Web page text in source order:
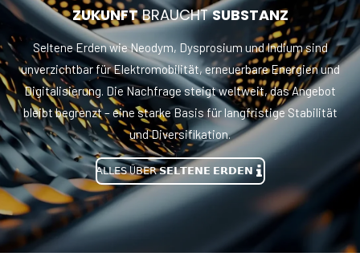
ZUKUNFTBRAUCHTSUBSTANZ
Seltene Erden wie Neodym, Dysprosium und Indium sind
unverzichtbar für Elektromobilität, erneuerbare Energien und
Digitalisierung. Die Nachfrage steigt weltweit, das Angebot
bleibt begrenzt – eine starke Basis für langfristige Stabilität
und Diversifikation.
𝖠𝖫𝖫𝖤𝖲 Ü𝖡𝖤𝖱 𝗦𝗘𝗟𝗧𝗘𝗡𝗘 𝗘𝗥𝗗𝗘𝗡